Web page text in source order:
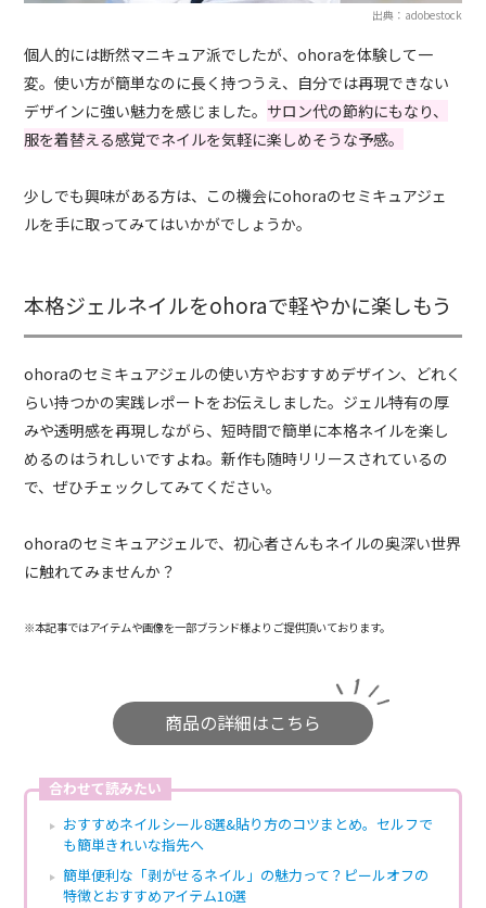
出典：adobestock
個人的には断然マニキュア派でしたが、ohoraを体験して一
変。使い方が簡単なのに長く持つうえ、自分では再現できない
デザインに強い魅力を感じました。 サロン代の節約にもなり、
服を着替える感覚でネイルを気軽に楽しめそうな予感。
少しでも興味がある方は、この機会にohoraのセミキュアジェ
ルを手に取ってみてはいかがでしょうか。
本格ジェルネイルをohoraで軽やかに楽しもう
ohoraのセミキュアジェルの使い方やおすすめデザイン、どれく
らい持つかの実践レポートをお伝えしました。ジェル特有の厚
みや透明感を再現しながら、短時間で簡単に本格ネイルを楽し
めるのはうれしいですよね。新作も随時リリースされているの
で、ぜひチェックしてみてください。
ohoraのセミキュアジェルで、初心者さんもネイルの奥深い世界
に触れてみませんか？
※本記事ではアイテムや画像を一部ブランド様よりご提供頂いております。
商品の詳細はこちら
合わせて読みたい
おすすめネイルシール8選&貼り方のコツまとめ。セルフで
も簡単きれいな指先へ
簡単便利な「剥がせるネイル」の魅力って？ピールオフの
特徴とおすすめアイテム10選